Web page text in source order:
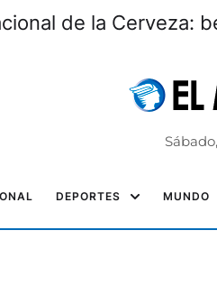
de la Cerveza:
DEPORTES MUNDO